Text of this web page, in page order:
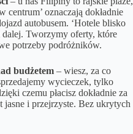
oznaczają dokładnie
autobusem. ‘Hotele blisko
dalej. Tworzymy oferty, które
potrzeby podróżników.
budżetem – wiesz, za co
wycieczek, tylko
czemu płacisz dokładnie za
jasne i przejrzyste. Bez ukrytych